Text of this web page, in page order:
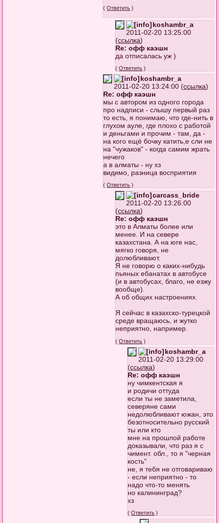
(Ответить )
koshambr_a
2011-02-20 13:25:00
(ссылка)
Re: офф каэшн
да отписалась уж )
(Ответить )
koshambr_a
2011-02-20 13:24:00 (ссылка)
Re: офф каэшн
мы с автором из одного города
про надписи - слышу первый раз
то есть, я понимаю, что где-нить в
глухом ауле, где плохо с работой
и деньгами и прочим - там, да -
на кого ещё бочку катить,е сли не
на "чужаков" - когда самим жрать
нечего
а в алматы - ну хз
видимо, разница восприятия
(Ответить )
carcass_bride
2011-02-20 13:26:00
(ссылка)
Re: офф каэшн
это в Алматы более или
менее. И на севере
казахстана. А на юге нас,
мягко говоря, не
долюбливают.
Я не говорю о каких-нибудь
пьяных ебанатах в автобусе
(и в автобусах, благо, не езжу
вообще).
А об общих настроениях.
Я сейчас в казахско-турецкой
среде вращаюсь, и жутко
неприятно, например.
(Ответить )
koshambr_a
2011-02-20 13:29:00
(ссылка)
Re: офф каэшн
ну чимкентская я
и родичи оттуда
если ты не заметила,
северяне сами
недолюбливают южан, это
безотносительно русский
ты или кто
мне на прошлой работе
доказывали, что раз я с
чимент. обл., то я "черная
кость"
не, я тебя не отговариваю
- если неприятно - то
надо что-то менять
но калининград?
хз
(Ответить )